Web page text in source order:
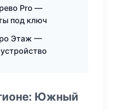
Pro —
под ключ
Этаж —
Южный